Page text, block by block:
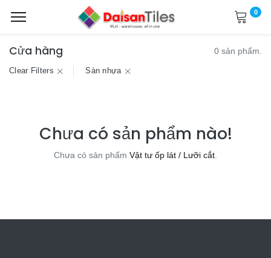
0
Cửa hàng 0 sản phẩm.
Clear Filters Sàn nhựa
Chưa có sản phẩm nào!
Chưa có sản phẩm Vật tư ốp lát / Lưỡi cắt